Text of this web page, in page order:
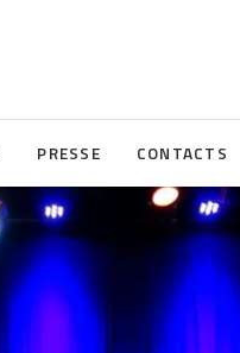
PRESSE CONTACTS